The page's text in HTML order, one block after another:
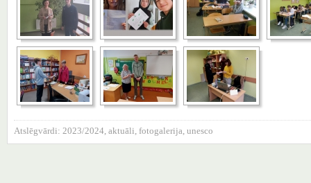
Atslēgvārdi: 2023/2024, aktuāli, fotogalerija, unesco